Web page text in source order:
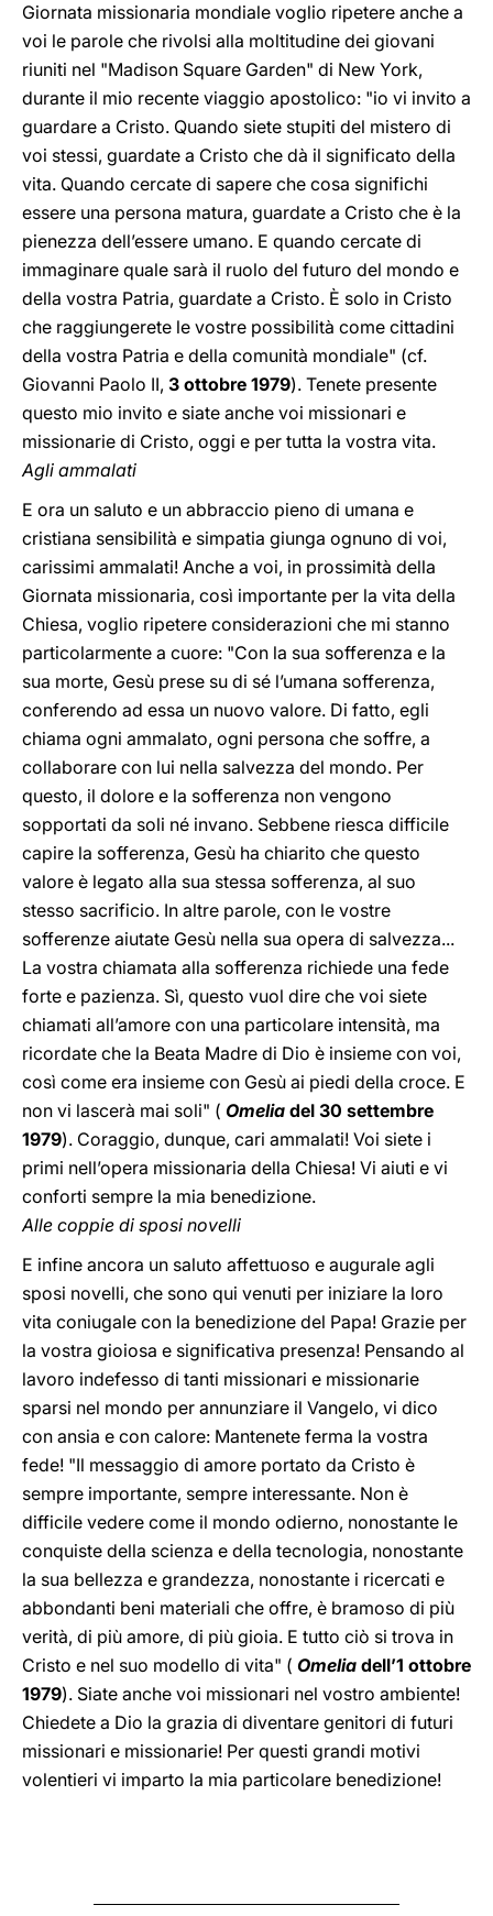
Giornata missionaria mondiale voglio ripetere anche a
voi le parole che rivolsi alla moltitudine dei giovani
riuniti nel "Madison Square Garden" di New York,
durante il mio recente viaggio apostolico: "io vi invito a
guardare a Cristo. Quando siete stupiti del mistero di
voi stessi, guardate a Cristo che dà il significato della
vita. Quando cercate di sapere che cosa significhi
essere una persona matura, guardate a Cristo che è la
pienezza dell’essere umano. E quando cercate di
immaginare quale sarà il ruolo del futuro del mondo e
della vostra Patria, guardate a Cristo. È solo in Cristo
che raggiungerete le vostre possibilità come cittadini
della vostra Patria e della comunità mondiale" (cf.
Giovanni Paolo II, 3 ottobre 1979). Tenete presente
questo mio invito e siate anche voi missionari e
missionarie di Cristo, oggi e per tutta la vostra vita.
Agli ammalati
E ora un saluto e un abbraccio pieno di umana e
cristiana sensibilità e simpatia giunga ognuno di voi,
carissimi ammalati! Anche a voi, in prossimità della
Giornata missionaria, così importante per la vita della
Chiesa, voglio ripetere considerazioni che mi stanno
particolarmente a cuore: "Con la sua sofferenza e la
sua morte, Gesù prese su di sé l’umana sofferenza,
conferendo ad essa un nuovo valore. Di fatto, egli
chiama ogni ammalato, ogni persona che soffre, a
collaborare con lui nella salvezza del mondo. Per
questo, il dolore e la sofferenza non vengono
sopportati da soli né invano. Sebbene riesca difficile
capire la sofferenza, Gesù ha chiarito che questo
valore è legato alla sua stessa sofferenza, al suo
stesso sacrificio. In altre parole, con le vostre
sofferenze aiutate Gesù nella sua opera di salvezza...
La vostra chiamata alla sofferenza richiede una fede
forte e pazienza. Sì, questo vuol dire che voi siete
chiamati all’amore con una particolare intensità, ma
ricordate che la Beata Madre di Dio è insieme con voi,
così come era insieme con Gesù ai piedi della croce. E
non vi lascerà mai soli" ( Omelia del 30 settembre
1979). Coraggio, dunque, cari ammalati! Voi siete i
primi nell’opera missionaria della Chiesa! Vi aiuti e vi
conforti sempre la mia benedizione.
Alle coppie di sposi novelli
E infine ancora un saluto affettuoso e augurale agli
sposi novelli, che sono qui venuti per iniziare la loro
vita coniugale con la benedizione del Papa! Grazie per
la vostra gioiosa e significativa presenza! Pensando al
lavoro indefesso di tanti missionari e missionarie
sparsi nel mondo per annunziare il Vangelo, vi dico
con ansia e con calore: Mantenete ferma la vostra
fede! "Il messaggio di amore portato da Cristo è
sempre importante, sempre interessante. Non è
difficile vedere come il mondo odierno, nonostante le
conquiste della scienza e della tecnologia, nonostante
la sua bellezza e grandezza, nonostante i ricercati e
abbondanti beni materiali che offre, è bramoso di più
verità, di più amore, di più gioia. E tutto ciò si trova in
Cristo e nel suo modello di vita" ( Omelia dell’1 ottobre
1979). Siate anche voi missionari nel vostro ambiente!
Chiedete a Dio la grazia di diventare genitori di futuri
missionari e missionarie! Per questi grandi motivi
volentieri vi imparto la mia particolare benedizione!